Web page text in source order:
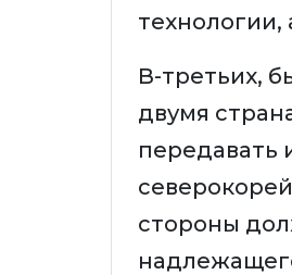
В-третьих,
двумя
передавать
стороны